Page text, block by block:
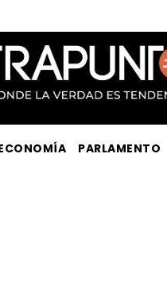
PARLAMENTO